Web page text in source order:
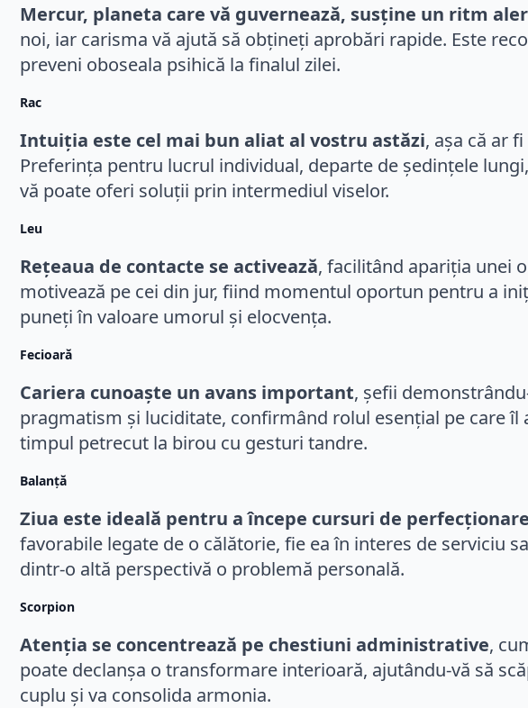
Mercur, planeta care vă guvernează, susține un ritm
noi, iar carisma vă ajută să obțineți aprobări rapide. Este
preveni oboseala psihică la finalul zilei.
Rac
Intuiția este cel mai bun aliat al vostru astăzi, așa că ar
Preferința pentru lucrul individual, departe de ședințele
vă poate oferi soluții prin intermediul viselor.
Leu
Rețeaua de contacte se activează, facilitând apariția unei
motivează pe cei din jur, fiind momentul oportun pentru a
puneți în valoare umorul și elocvența.
Fecioară
Cariera cunoaște un avans important, șefii
pragmatism și luciditate, confirmând rolul esențial pe care
timpul petrecut la birou cu gesturi tandre.
Balanță
Ziua este ideală pentru a începe cursuri de perfecționare
favorabile legate de o călătorie, fie ea în interes de serviciu
dintr-o altă perspectivă o problemă personală.
Scorpion
Atenția se concentrează pe chestiuni administrative,
poate declanșa o transformare interioară, ajutându-vă să
cuplu și va consolida armonia.